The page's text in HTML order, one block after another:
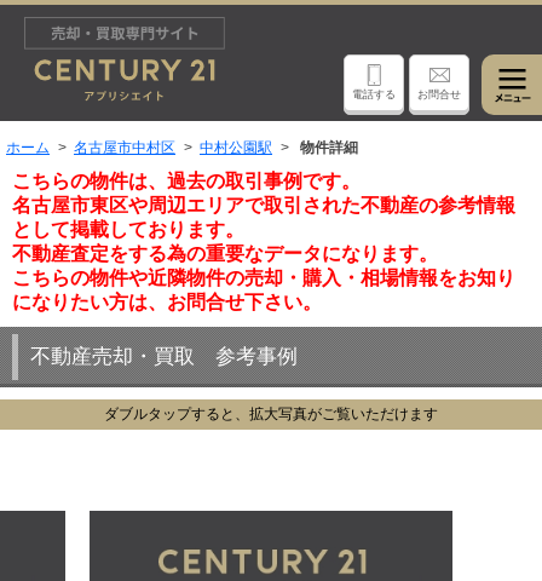
電話する お問合せ
ホーム 名古屋市中村区 中村公園駅 物件詳細
こちらの物件は、過去の取引事例です。
名古屋市東区や周辺エリアで取引された不動産の参考情報
として掲載しております。
不動産査定をする為の重要なデータになります。
こちらの物件や近隣物件の売却・購入・相場情報をお知り
になりたい方は、お問合せ下さい。
不動産売却・買取 参考事例
ダブルタップすると、拡大写真がご覧いただけます